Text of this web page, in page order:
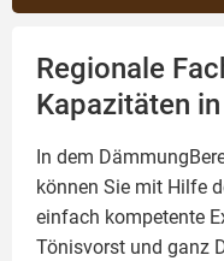
Regionale
Kapazitäten
In dem
können Sie mit Hilfe
einfach kompetente
Tönisvorst und ganz